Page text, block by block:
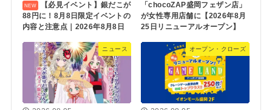
【必見イベント】銀だこが
88円に！8月8日限定イベントの
内容と注意点｜2026年8月8日
「chocoZAP盛岡フェザン店」
が女性専用店舗に【2026年8月
25日リニューアルオープン】
ニュース オープン・クローズ